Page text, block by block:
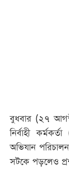
বুধবার (২৭
নির্বাহী
অভিযান
সটকে পড়লেও